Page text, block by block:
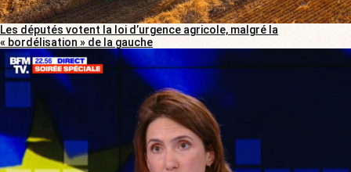
Les députés votent la loi d’urgence agricole, malgré la
« bordélisation » de la gauche